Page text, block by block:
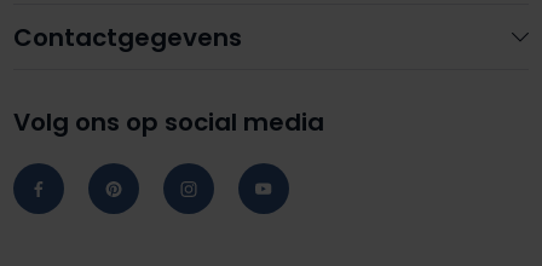
Contactgegevens
Volg ons op social media